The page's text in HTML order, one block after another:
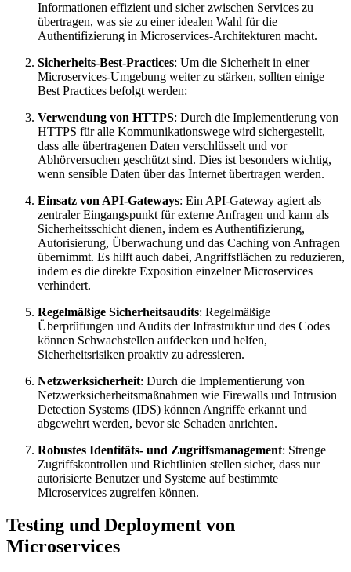
Informationen effizient und sicher zwischen Services zu
übertragen, was sie zu einer idealen Wahl für die
Authentifizierung in Microservices-Architekturen macht.
Sicherheits-Best-Practices: Um die Sicherheit in einer
Microservices-Umgebung weiter zu stärken, sollten einige
Best Practices befolgt werden:
Verwendung von HTTPS: Durch die Implementierung von
HTTPS für alle Kommunikationswege wird sichergestellt,
dass alle übertragenen Daten verschlüsselt und vor
Abhörversuchen geschützt sind. Dies ist besonders wichtig,
wenn sensible Daten über das Internet übertragen werden.
Einsatz von API-Gateways: Ein API-Gateway agiert als
zentraler Eingangspunkt für externe Anfragen und kann als
Sicherheitsschicht dienen, indem es Authentifizierung,
Autorisierung, Überwachung und das Caching von Anfragen
übernimmt. Es hilft auch dabei, Angriffsflächen zu reduzieren,
indem es die direkte Exposition einzelner Microservices
verhindert.
Regelmäßige Sicherheitsaudits: Regelmäßige
Überprüfungen und Audits der Infrastruktur und des Codes
können Schwachstellen aufdecken und helfen,
Sicherheitsrisiken proaktiv zu adressieren.
Netzwerksicherheit: Durch die Implementierung von
Netzwerksicherheitsmaßnahmen wie Firewalls und Intrusion
Detection Systems (IDS) können Angriffe erkannt und
abgewehrt werden, bevor sie Schaden anrichten.
Robustes Identitäts- und Zugriffsmanagement: Strenge
Zugriffskontrollen und Richtlinien stellen sicher, dass nur
autorisierte Benutzer und Systeme auf bestimmte
Microservices zugreifen können.
Testing und Deployment von
Microservices